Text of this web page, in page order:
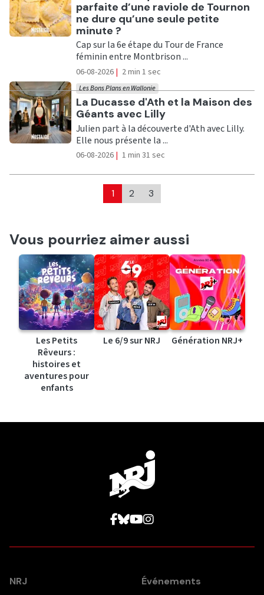
parfaite d’une raviole de Tournon
ne dure qu’une seule petite
minute ?
Cap sur la 6e étape du Tour de France
féminin entre Montbrison ...
06-08-2026 | 2 min 1 sec
Ecouter
La Ducasse d'Ath et la Maison des
Géants avec Lilly
Les Bons Plans en Wallonie
Julien part à la découverte d'Ath avec Lilly.
Elle nous présente la ...
06-08-2026 | 1 min 31 sec
1 2 3
Vous pourriez aimer aussi
Les Petits
Rêveurs :
histoires et
aventures pour
enfants
Le 6/9 sur NRJ Génération NRJ+
NRJ Événements